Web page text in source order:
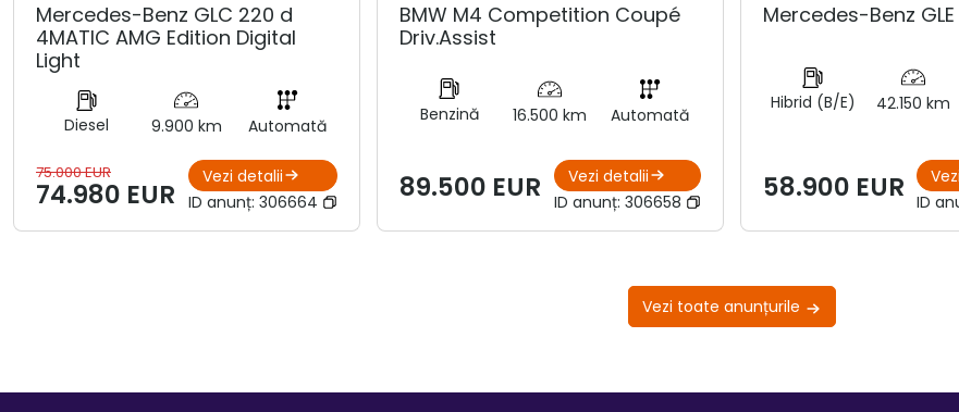
Mercedes-Benz GLC 220 d
4MATIC AMG Edition Digital
Light
Diesel 9.900 km Automată
75.000 EUR
74.980 EUR
Vezi detalii
ID anunț: 306664
BMW M4 Competition Coupé
Driv.Assist
Benzină 16.500 km Automată
89.500 EUR
Vezi detalii
ID anunț: 306658
Mercedes-Benz
Hibrid (B/E) 42.150 km
58.900 EUR
ID
Vezi toate anunțurile